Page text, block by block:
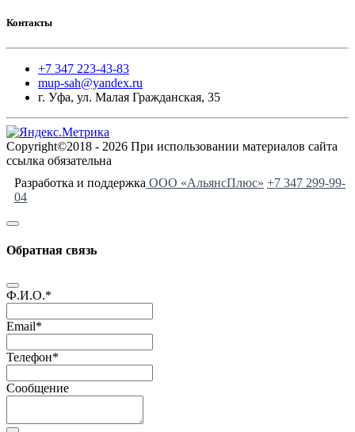
Контакты
+7 347 223-43-83
mup-sah@yandex.ru
г. Уфа, ул. Малая Гражданская, 35
Copyright©2018 - 2026 При использовании материалов сайта
ссылка обязательна
Разработка и поддержка ООО «АльянсПлюс» +7 347 299-99-
04
Обратная связь
Ф.И.О.*
Email*
Телефон*
Сообщение